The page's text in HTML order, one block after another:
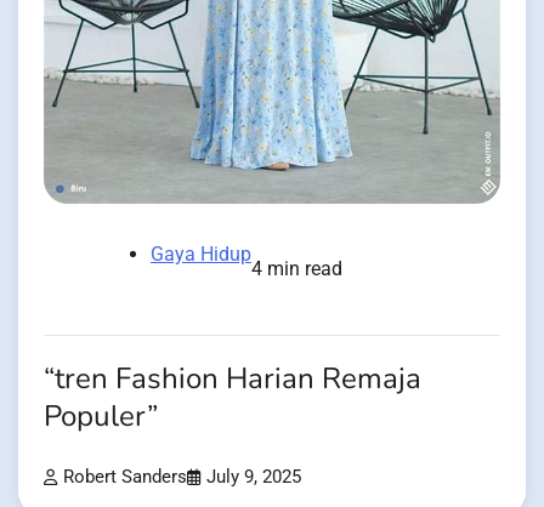
Gaya Hidup
4 min read
“tren Fashion Harian Remaja
Populer”
Robert Sanders July 9, 2025